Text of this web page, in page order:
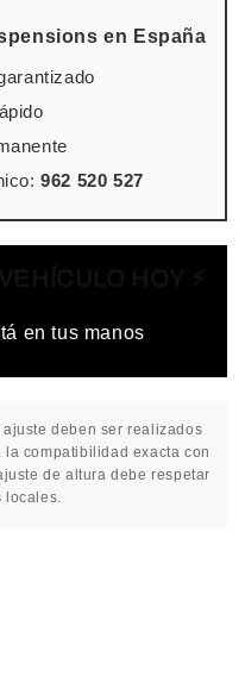
en España
962 520 527
en tus manos
deben ser realizados
compatibilidad exacta con
de altura debe respetar
locales.